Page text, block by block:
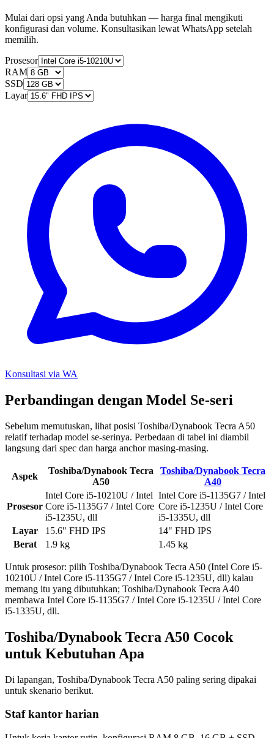
Mulai dari opsi yang Anda butuhkan — harga final mengikuti
konfigurasi dan volume. Konsultasikan lewat WhatsApp setelah
memilih.
Prosesor
RAM
SSD
Layar
Konsultasi via WA
Perbandingan dengan Model Se-seri
Sebelum memutuskan, lihat posisi Toshiba/Dynabook Tecra A50
relatif terhadap model se-serinya. Perbedaan di tabel ini diambil
langsung dari spec dan harga anchor masing-masing.
Aspek
Toshiba/Dynabook Tecra
A50
Toshiba/Dynabook Tecra
A40
Prosesor
Intel Core i5-10210U / Intel
Core i5-1135G7 / Intel Core
i5-1235U, dll
Intel Core i5-1135G7 / Intel
Core i5-1235U / Intel Core
i5-1335U, dll
Layar
15.6" FHD IPS
14" FHD IPS
Berat
1.9 kg 1.45 kg
Untuk prosesor: pilih Toshiba/Dynabook Tecra A50 (Intel Core i5-
10210U / Intel Core i5-1135G7 / Intel Core i5-1235U, dll) kalau
memang itu yang dibutuhkan; Toshiba/Dynabook Tecra A40
membawa Intel Core i5-1135G7 / Intel Core i5-1235U / Intel Core
i5-1335U, dll.
Toshiba/Dynabook Tecra A50 Cocok
untuk Kebutuhan Apa
Di lapangan, Toshiba/Dynabook Tecra A50 paling sering dipakai
untuk skenario berikut.
Staf kantor harian